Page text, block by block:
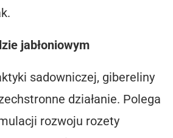
jabłoniowym
sadowniczej, gibereliny
działanie. Polega
rozwoju rozety